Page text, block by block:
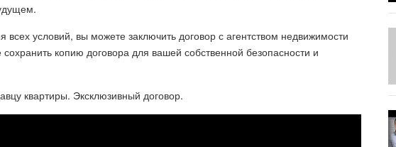
всех условий, вы можете заключить договор с агентством недвижимости
копию договора для вашей собственной безопасности и
квартиры. Эксклюзивный договор.